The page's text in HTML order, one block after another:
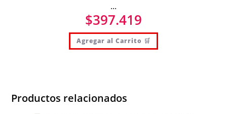
...
$397.419
Agregar al Carrito 🛒
Productos relacionados